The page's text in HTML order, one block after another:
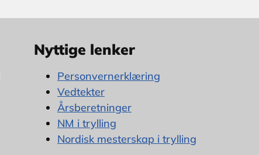
Nyttige lenker
Personvernerklæring
Vedtekter
Årsberetninger
NM i trylling
Nordisk mesterskap i trylling